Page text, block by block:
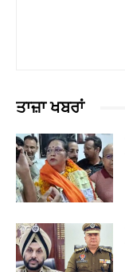
ਤਾਜ਼ਾ ਖਬਰਾਂ